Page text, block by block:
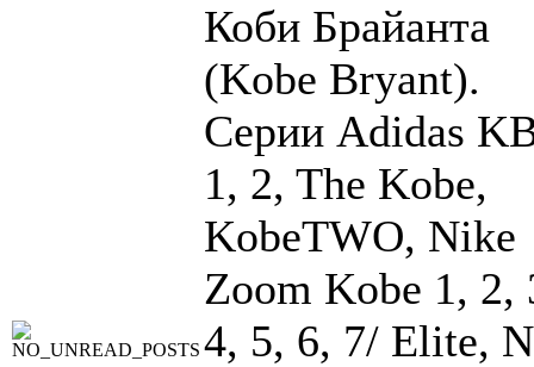
Коби Брайанта
(Kobe Bryant).
Серии Adidas
1, 2, The Kobe,
KobeTWO, Nike
Zoom Kobe 1, 2,
4, 5, 6, 7/ Elite,